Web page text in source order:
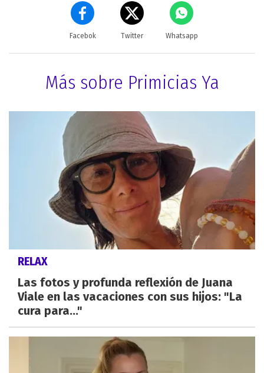
Facebok Twitter Whatsapp
Más sobre Primicias Ya
RELAX
Las fotos y profunda reflexión de Juana
Viale en las vacaciones con sus hijos: "La
cura para..."